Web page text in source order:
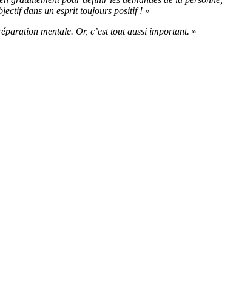
dans un esprit toujours positif ! »
mentale. Or, c’est tout aussi important. »